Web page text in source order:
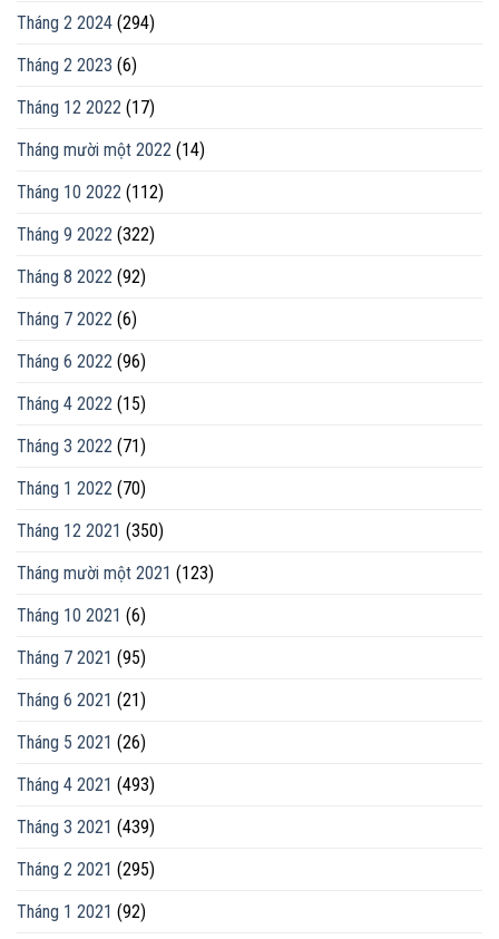
Tháng 2 2024 (294)
Tháng 2 2023 (6)
Tháng 12 2022 (17)
Tháng mười một 2022 (14)
Tháng 10 2022 (112)
Tháng 9 2022 (322)
Tháng 8 2022 (92)
Tháng 7 2022 (6)
Tháng 6 2022 (96)
Tháng 4 2022 (15)
Tháng 3 2022 (71)
Tháng 1 2022 (70)
Tháng 12 2021 (350)
Tháng mười một 2021 (123)
Tháng 10 2021 (6)
Tháng 7 2021 (95)
Tháng 6 2021 (21)
Tháng 5 2021 (26)
Tháng 4 2021 (493)
Tháng 3 2021 (439)
Tháng 2 2021 (295)
Tháng 1 2021 (92)